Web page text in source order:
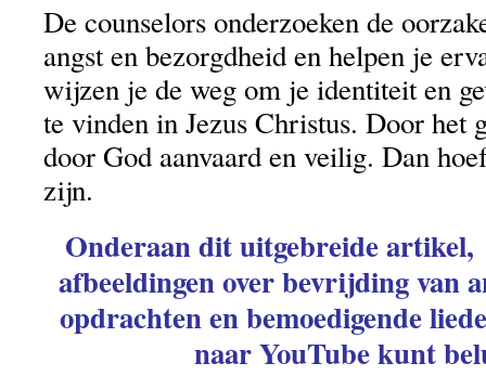
De counselors onderzoeken de
angst en bezorgdheid en helpen je
wijzen je de weg om je identiteit en
te vinden in Jezus Christus. Door het
door God aanvaard en veilig. Dan
zijn.
Onderaan dit uitgebreide artikel,
afbeeldingen over bevrijding van
opdrachten en bemoedigende
naar YouTube kunt